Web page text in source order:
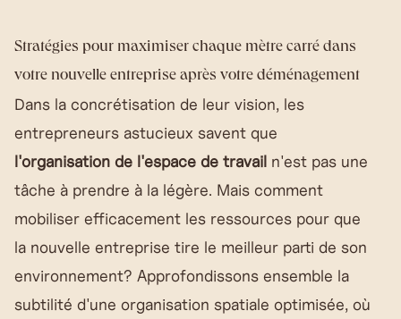
Stratégies pour maximiser chaque mètre carré dans
votre nouvelle entreprise après votre déménagement
Dans la concrétisation de leur vision, les
entrepreneurs astucieux savent que
l'organisation de l'espace de travail n'est pas une
tâche à prendre à la légère. Mais comment
mobiliser efficacement les ressources pour que
la nouvelle entreprise tire le meilleur parti de son
environnement? Approfondissons ensemble la
subtilité d'une organisation spatiale optimisée, où